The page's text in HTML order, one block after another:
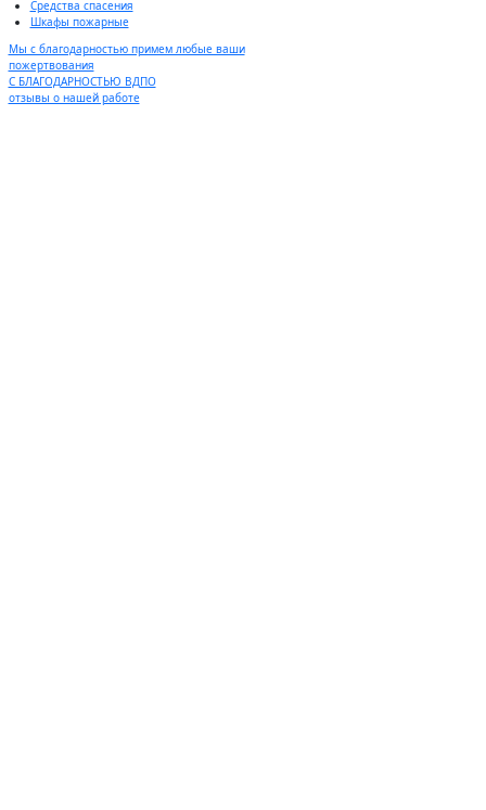
Средства спасения
Шкафы пожарные
Мы с благодарностью примем любые ваши
пожертвования
С БЛАГОДАРНОСТЬЮ ВДПО
отзывы о нашей работе